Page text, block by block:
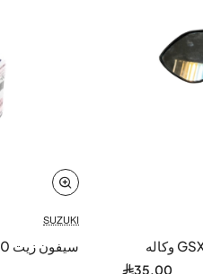
35.00
SUZUKI
سيفون زيت gsxr250 وكاله